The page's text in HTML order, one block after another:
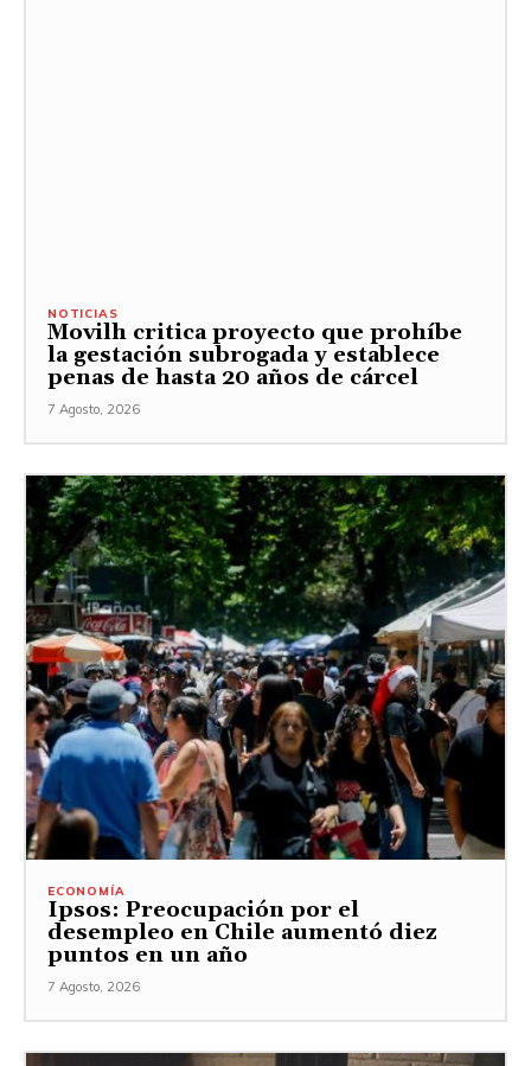
NOTICIAS
Movilh critica proyecto que prohíbe
la gestación subrogada y establece
penas de hasta 20 años de cárcel
7 Agosto, 2026
ECONOMÍA
Ipsos: Preocupación por el
desempleo en Chile aumentó diez
puntos en un año
7 Agosto, 2026